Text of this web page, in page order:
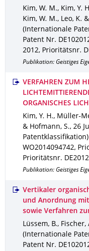
Kim, W. M., Kim, Y.
Kim, W. M., Leo, K.
(Internationale
Patent Nr.
2012, Prioritätsnr.
Publikation: Geistiges
VERFAHREN ZUM
ORGANISCHES
Kim, Y. H., Müller-
& Hofmann, S., 26
Patentklassifikation)
WO2014094742,
Prioritätsnr.
Publikation: Geistiges
Vertikaler
und Anordnung
sowie Verfahren
Lüssem, B., Fischer,
(Internationale
Patent Nr.